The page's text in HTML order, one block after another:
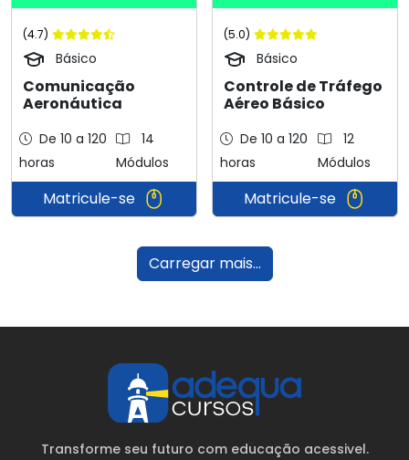
(4.7)
Básico
Comunicação
Aeronáutica
De 10 a 120
horas
14
Módulos
Matricule-se
(5.0)
Básico
Controle de Tráfego
Aéreo Básico
De 10 a 120
horas
12
Módulos
Matricule-se
Carregar mais...
Transforme seu futuro com educação acessivel.